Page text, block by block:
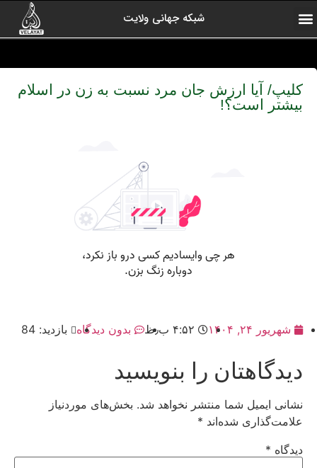
شبکه جهانی ولایت
کلیپ/ آیا ارزش جان مرد نسبت به زن در اسلام
بیشتر است؟!
شهریور ۲۴, ۱۴۰۴ ۴:۵۲ ب٫ظ بدون دیدگاه بازدید: 84
دیدگاهتان را بنویسید
نشانی ایمیل شما منتشر نخواهد شد. بخش‌های موردنیاز
علامت‌گذاری شده‌اند *
دیدگاه *